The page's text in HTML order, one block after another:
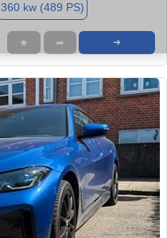
360 kw (489 PS)
★ ➦ ➜